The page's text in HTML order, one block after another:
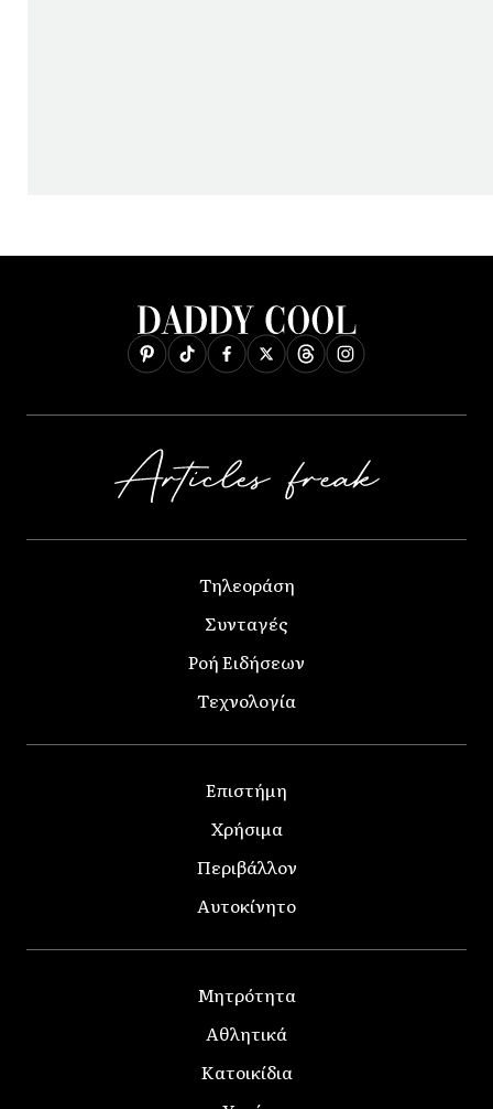
Τηλεοράση
Συνταγές
Ροή Ειδήσεων
Τεχνολογία
Επιστήμη
Χρήσιμα
Περιβάλλον
Αυτοκίνητο
Μητρότητα
Αθλητικά
Κατοικίδια